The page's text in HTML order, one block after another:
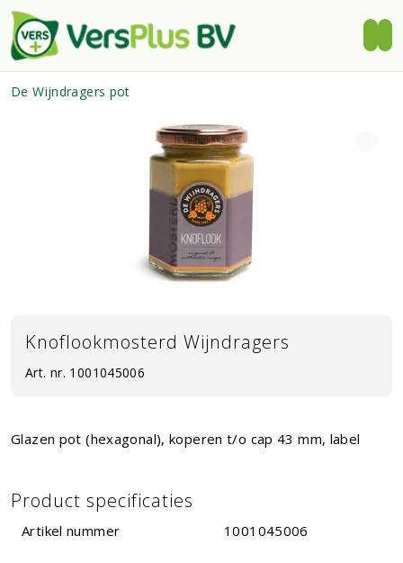
De Wijndragers pot
Knoflookmosterd Wijndragers
Art. nr. 1001045006
Glazen pot (hexagonal), koperen t/o cap 43 mm, label
Product specificaties
Artikel nummer 1001045006